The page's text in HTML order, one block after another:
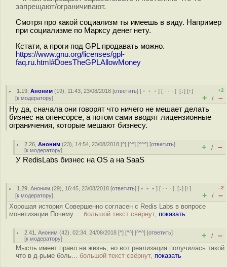
запрещают/ограничивают.
Смотря про какой социализм ты имеешь в виду. Например
при социализме по Марксу денег нету.
Кстати, а проги под GPL продавать можно.
https://www.gnu.org/licenses/gpl-
faq.ru.html#DoesTheGPLAllowMoney
1.19 ,Аноним (19), 11:43, 23/08/2018 [ответить] [ ﹢﹢﹢] [ · · ·][↓] [↑]
[к модератору]
+2
+ / –
Ну да, сначала они говорят что ничего не мешает делать
бизнес на опенсорсе, а потом сами вводят лицензионные
ограничения, которые мешают бизнесу.
2.26 ,Аноним (23), 14:54, 23/08/2018 [^] [^^] [^^^] [ответить]
[к модератору] + / –
У RedisLabs бизнес на OS а на SaaS
1.29 ,Аноним (29), 16:45, 23/08/2018 [ответить] [ ﹢﹢﹢] [ · · ·][↓] [↑]
[к модератору]
–2
+ / –
Хорошая история Совершенно согласен с Redis Labs в вопросе
монетизации Почему ... большой текст свёрнут, показать
2.41 ,Аноним (42), 02:34, 24/08/2018 [^] [^^] [^^^] [ответить]
[к модератору] + / –
Мысль имеет право на жизнь, но вот реализация получилась такой
что в д-рьме боль... большой текст свёрнут, показать